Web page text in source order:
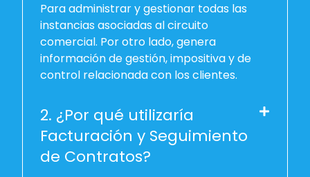
Para administrar y gestionar todas las
instancias asociadas al circuito
comercial. Por otro lado, genera
información de gestión, impositiva y de
control relacionada con los clientes.
2. ¿Por qué utilizaría
Facturación y Seguimiento
de Contratos?